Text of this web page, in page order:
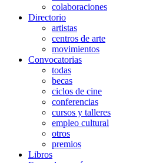
colaboraciones
Directorio
artistas
centros de arte
movimientos
Convocatorias
todas
becas
ciclos de cine
conferencias
cursos y talleres
empleo cultural
otros
premios
Libros